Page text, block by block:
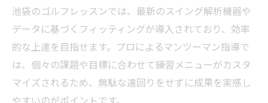
池袋のゴルフレッスンでは、最新のスイング解析機器や
データに基づくフィッティングが導入されており、効率
的な上達を目指せます。プロによるマンツーマン指導で
は、個々の課題や目標に合わせて練習メニューがカスタ
マイズされるため、無駄な遠回りをせずに成果を実感し
やすいのがポイントです。